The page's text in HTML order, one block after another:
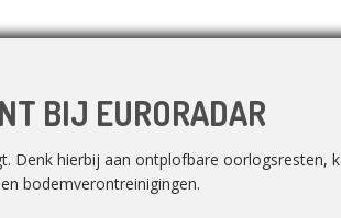
BIJ EURORADAR
hierbij aan ontplofbare oorlogsresten,
bodemverontreinigingen.